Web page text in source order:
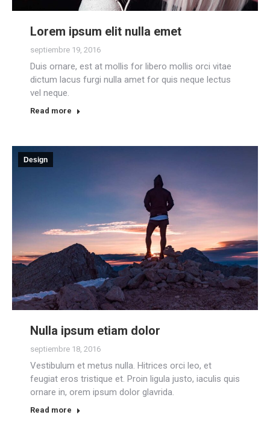
Lorem ipsum elit nulla emet
septiembre 19, 2016
Duis ornare, est at mollis for libero mollis orci vitae
dictum lacus furgi nulla amet for quis neque lectus
vel neque.
Read more
Design
Nulla ipsum etiam dolor
septiembre 18, 2016
Vestibulum et metus nulla. Hitrices orci leo, et
feugiat eros tristique et. Proin ligula justo, iaculis quis
ornare in, orem ipsum dolor glavrida.
Read more